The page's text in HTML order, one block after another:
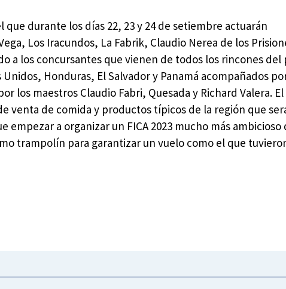
que durante los días 22, 23 y 24 de setiembre actuarán
Los Iracundos, La Fabrik, Claudio Nerea de los
a los concursantes que vienen de todos los rincones del
Honduras, El Salvador y Panamá acompañados
los maestros Claudio Fabri, Quesada y Richard Valera.
venta de comida y productos típicos de la región que
empezar a organizar un FICA 2023 mucho más ambicioso
trampolín para garantizar un vuelo como el que